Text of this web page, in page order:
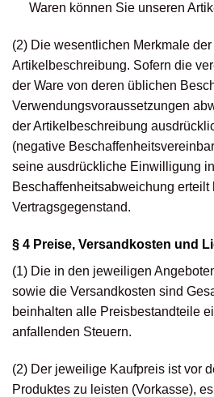
Waren können Sie unseren
(2) Die wesentlichen Merkmale
Artikelbeschreibung. Sofern die
der Ware von deren üblichen
Verwendungsvoraussetzungen
der Artikelbeschreibung
(negative
seine ausdrückliche Einwilligung
Beschaffenheitsabweichung erteilt
Vertragsgegenstand.
§ 4 Preise, Versandkosten und
(1) Die in den jeweiligen
sowie die Versandkosten sind
beinhalten alle Preisbestandteile
anfallenden Steuern.
(2) Der jeweilige Kaufpreis ist vor
Produktes zu leisten (Vorkasse),